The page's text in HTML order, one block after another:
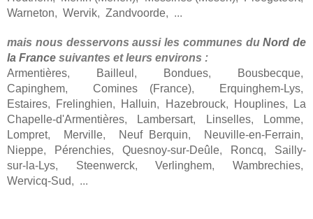
Warneton, Wervik, Zandvoorde, ...
mais nous desservons aussi les communes duNord de
la France suivantes et leurs environs :
Armentières, Bailleul , Bondues, Bousbecque,
Capinghem, Comines (France), Erquinghem-Lys,
Estaires, Frelinghien, Halluin, Hazebrouck, Houplines,
La
Chapelle-d'Armentières, Lambersart, Linselles, Lomme,
Lompret, Merville, Neuf Berquin, Neuville-en-Ferrain,
Nieppe, Pérenchies, Quesnoy-sur-Deûle, Roncq, Sailly-
sur-la-Lys, Steenwerck,Verlinghem,Wambrechies,
Wervicq-Sud, ...